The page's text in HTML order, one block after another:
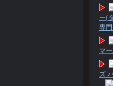
ー(
専
マ
ズ